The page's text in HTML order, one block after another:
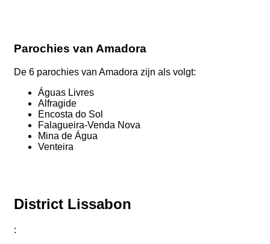
Parochies van Amadora
De 6 parochies van Amadora zijn als volgt:
Águas Livres
Alfragide
Encosta do Sol
Falagueira-Venda Nova
Mina de Água
Venteira
District Lissabon
: